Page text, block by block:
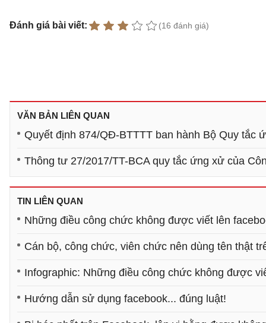
Đánh giá bài viết: (16 đánh giá)
VĂN BẢN LIÊN QUAN
Quyết định 874/QĐ-BTTTT ban hành Bộ Quy tắc
Thông tư 27/2017/TT-BCA quy tắc ứng xử của
TIN LIÊN QUAN
Những điều công chức không được viết lên
Cán bộ, công chức, viên chức nên dùng tên thật
Infographic: Những điều công chức không được
Hướng dẫn sử dụng facebook... đúng luật!